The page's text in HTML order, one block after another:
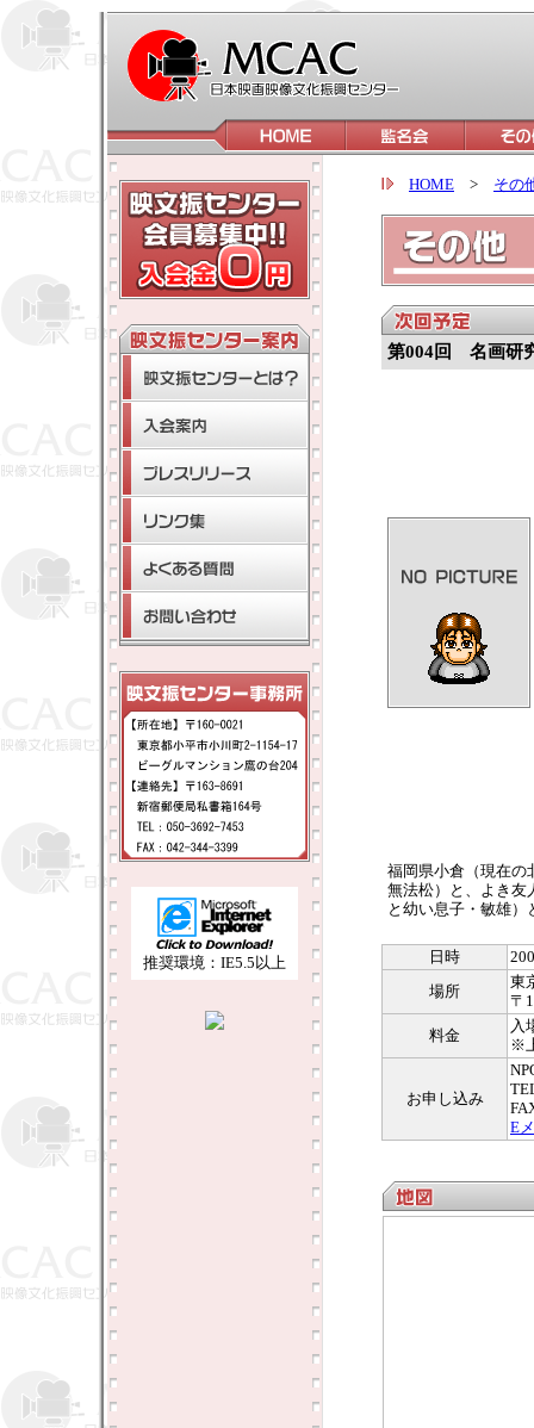
推奨環境：IE5.5以上
HOME > その
第004回 名画研
福岡県小倉（現在の
無法松）と、よき友
と幼い息子・敏雄
日時
場所
東
〒
料金
入
※
お申し込み
E